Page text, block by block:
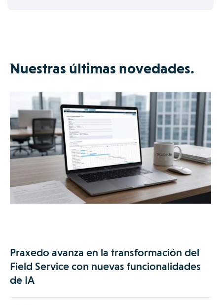
Nuestras últimas novedades.
Praxedo avanza en la transformación del
Field Service con nuevas funcionalidades
de IA